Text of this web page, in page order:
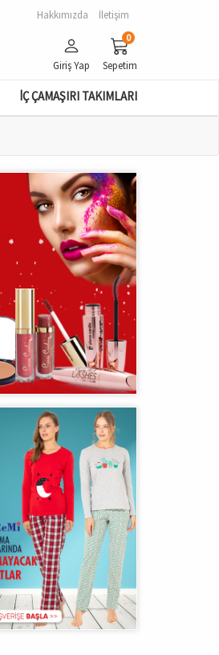
Hakkımızda İletişim
Giriş Yap
0
Sepetim
İÇ ÇAMAŞIRI TAKIMLARI